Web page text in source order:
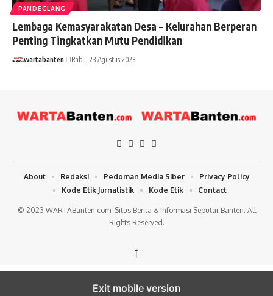
PANDEGLANG
Lembaga Kemasyarakatan Desa – Kelurahan Berperan
Penting Tingkatkan Mutu Pendidikan
wartabanten Rabu, 23 Agustus 2023
© 2023 WARTABanten.com. Situs Berita & Informasi Seputar Banten. All
Rights Reserved.
About Redaksi Pedoman Media Siber
Privacy Policy
Kode Etik Jurnalistik
Kode Etik Contact
↑
Exit mobile version